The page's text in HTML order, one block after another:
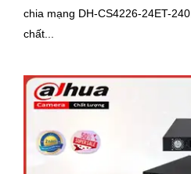
chia mạng DH-CS4226-24ET-240. Đây là một thiết bị mạng
chất...